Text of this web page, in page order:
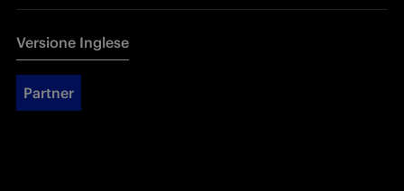
Versione Inglese
Partner